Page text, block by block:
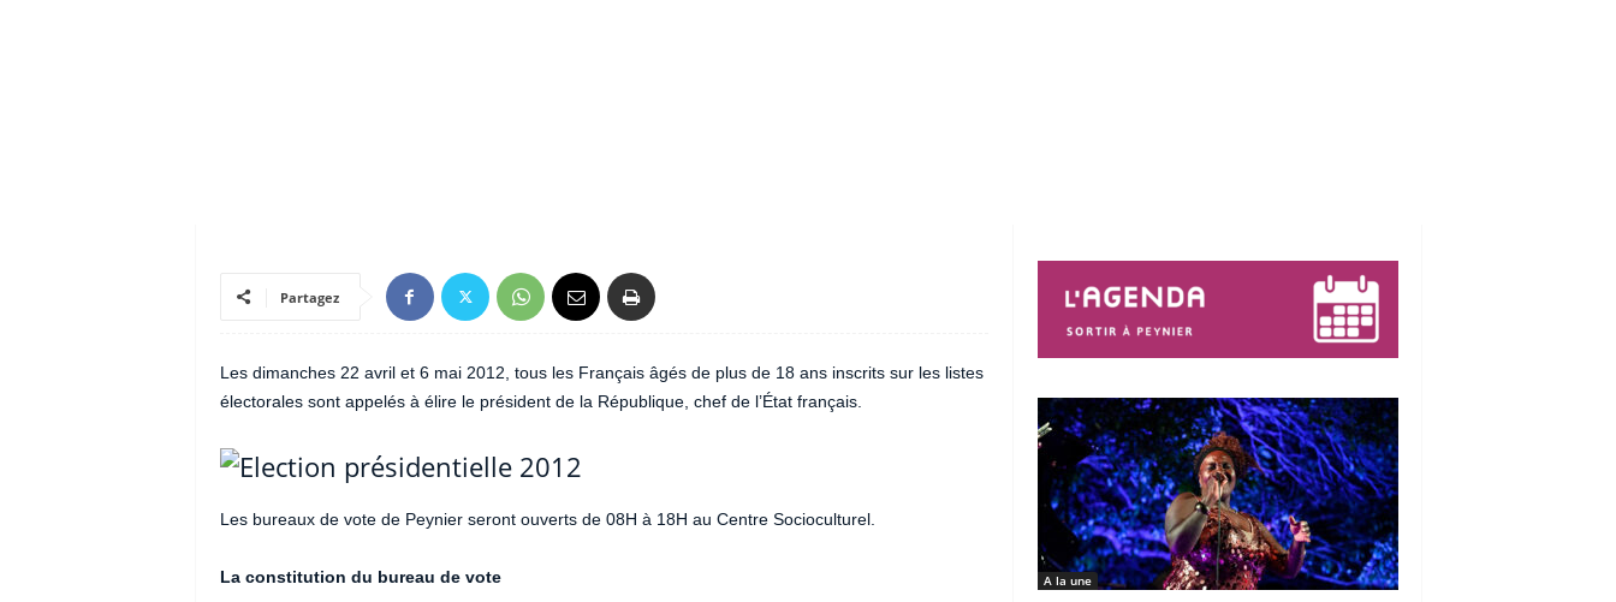
Partagez
Les dimanches 22 avril et 6 mai 2012, tous les Français âgés de plus de 18 ans inscrits sur les listes
électorales sont appelés à élire le président de la République, chef de l’État français.
Les bureaux de vote de Peynier seront ouverts de 08H à 18H au Centre Socioculturel.
La constitution du bureau de vote A la une